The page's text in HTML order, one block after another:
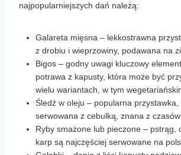
najpopularniejszych dań należą:
Galareta mięsna – lekkostrawna
z drobiu i wieprzowiny, podawana na
Bigos – godny uwagi kluczowy
potrawa z kapusty, która może być
wielu wariantach, w tym
Śledź w oleju – popularna przystawka,
serwowana z cebulką, znana z
Ryby smażone lub pieczone – pstrąg,
karp są najczęściej serwowane na